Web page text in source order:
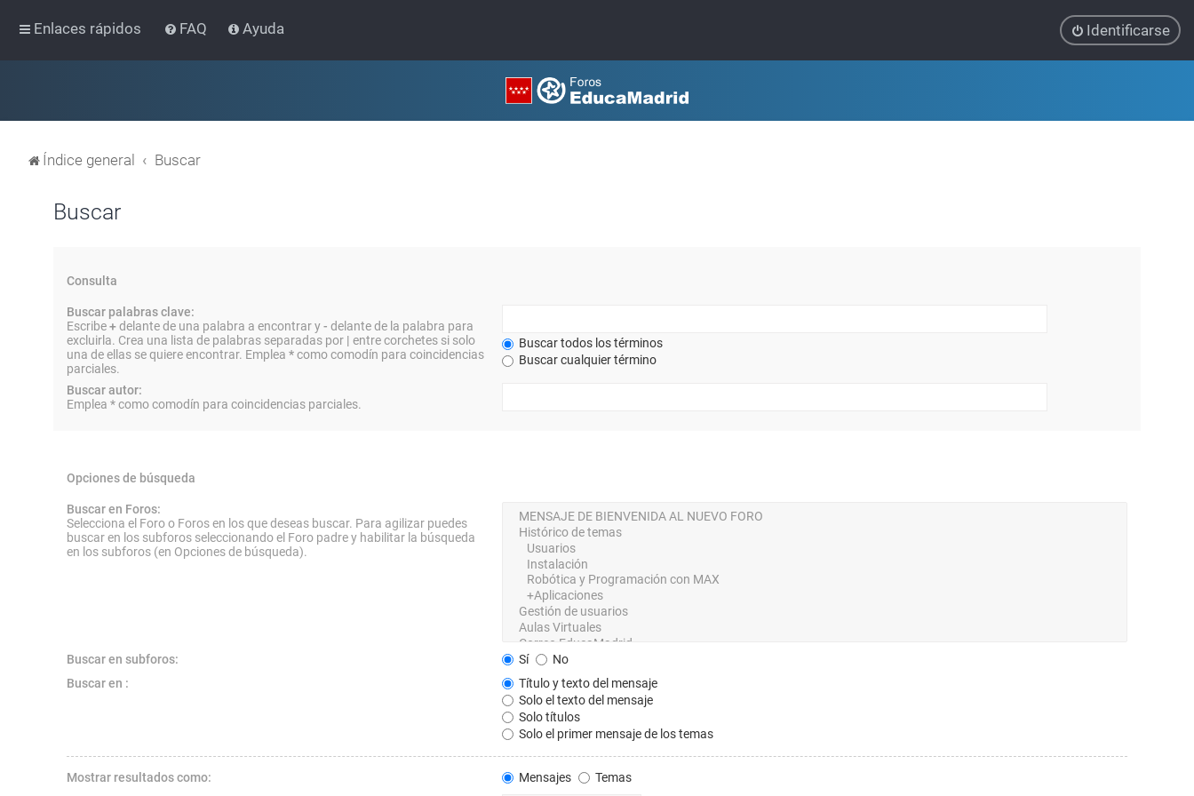
Enlaces rápidos FAQ Ayuda Identificarse
Índice general Buscar
Buscar
Consulta
Buscar palabras clave:
Escribe+delante de una palabra a encontrar y- delante de la palabra para
excluirla. Crea una lista de palabras separadas por | entre corchetes si solo
una de ellas se quiere encontrar. Emplea *como comodín para coincidencias
parciales.
Buscar todos los términos
Buscar cualquier término
Buscar autor:
Emplea * como comodín para coincidencias parciales.
Opciones de búsqueda
Buscar en Foros:
Selecciona el Foro o Foros en los que deseas buscar. Para agilizar puedes
buscar en los subforos seleccionando el Foro padre y habilitar la búsqueda
en los subforos (en Opciones de búsqueda).
Buscar en subforos: Sí
No
Buscar en :
Título y texto del mensaje
Solo el texto del mensaje
Solo títulos
Solo el primer mensaje de los temas
Mostrar resultados como: Mensajes
Temas